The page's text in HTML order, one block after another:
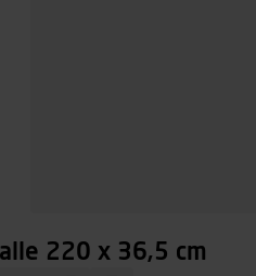
220 x 36,5 cm